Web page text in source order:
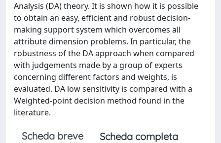
Analysis (DA) theory. It is shown how it is possible
to obtain an easy, efficient and robust decision-
making support system which overcomes all
attribute dimension problems. In particular, the
robustness of the DA approach when compared
with judgements made by a group of experts
concerning different factors and weights, is
evaluated. DA low sensitivity is compared with a
Weighted-point decision method found in the
literature.
Scheda breve
Scheda completa